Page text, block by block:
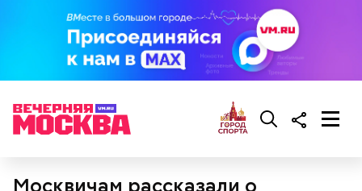
Москвичам рассказали о
Обеспечение комфорта и
безопасности